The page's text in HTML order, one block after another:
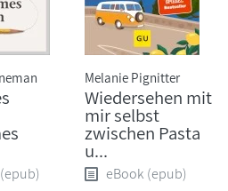
Melanie Pignitter
Wiedersehen mit
mir selbst
zwischen Pasta
u...
eBook (epub)